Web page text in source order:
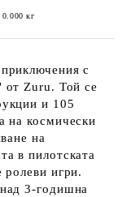
0.000 кг
с
от Zuru. Той се
и 105
на космически
на
в пилотската
ролеви игри.
3-годишна